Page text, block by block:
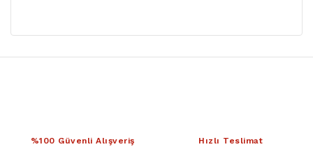
%100 Güvenli Alışveriş Hızlı Teslimat